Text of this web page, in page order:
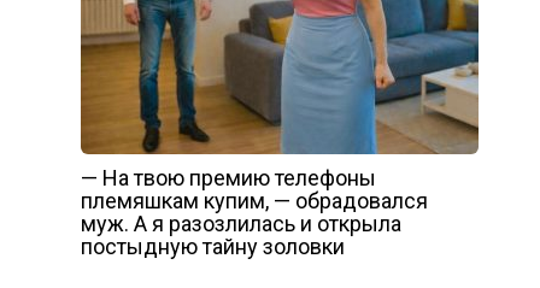
— На твою премию телефоны
племяшкам купим, — обрадовался
муж. А я разозлилась и открыла
постыдную тайну золовки